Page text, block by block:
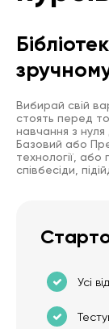
Вибирай свій
стоять перед
навчання з
Базовий або
технології,
співбесіди,
Усі